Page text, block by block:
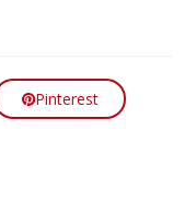
Pinterest